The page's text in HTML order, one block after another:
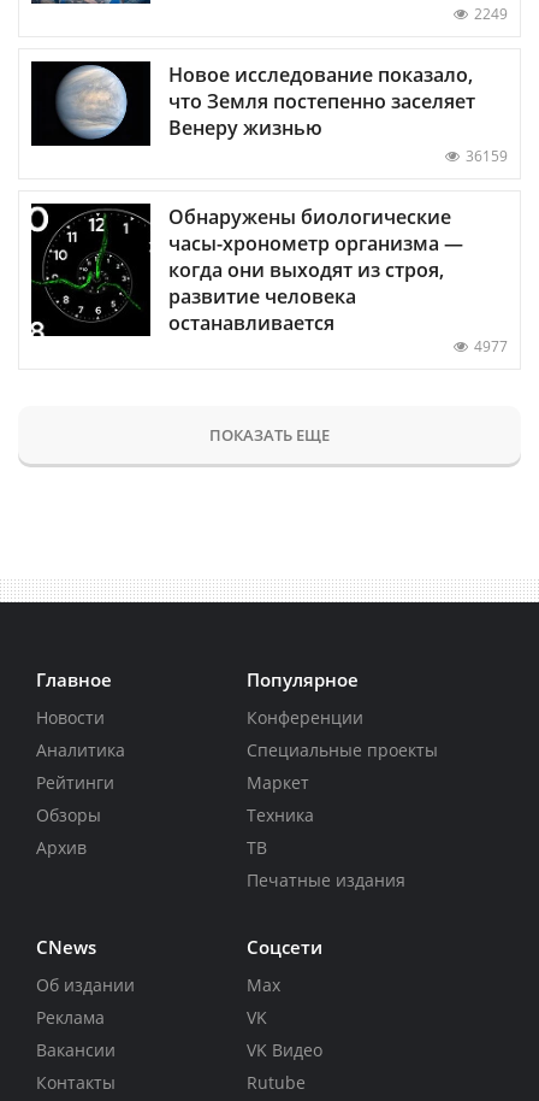
2249
Новое исследование показало,
что Земля постепенно заселяет
Венеру жизнью
36159
Обнаружены биологические
часы-хронометр организма —
когда они выходят из строя,
развитие человека
останавливается
4977
ПОКАЗАТЬ ЕЩЕ
Главное
Новости
Аналитика
Рейтинги
Обзоры
Архив
Популярное
Конференции
Специальные проекты
Маркет
Техника
ТВ
Печатные издания
CNews
Об издании
Реклама
Вакансии
Контакты
Соцсети
Max
VK
VK Видео
Rutube